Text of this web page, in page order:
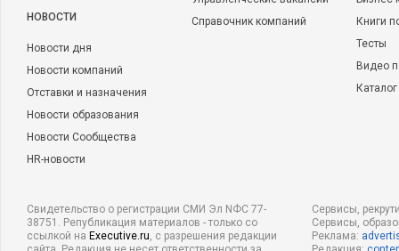
НОВОСТИ
Новости дня
Новости компаний
Отставки и назначения
Новости образования
Новости Сообщества
HR-новости
Справочник компаний
Книги
Тесты
Видео
Свидетельство о регистрации СМИ Эл NФС 77-
38751. Републикация материалов - только со
ссылкой на Executive.ru, с разрешения редакции
Сервисы,
Сервисы,
Реклама: